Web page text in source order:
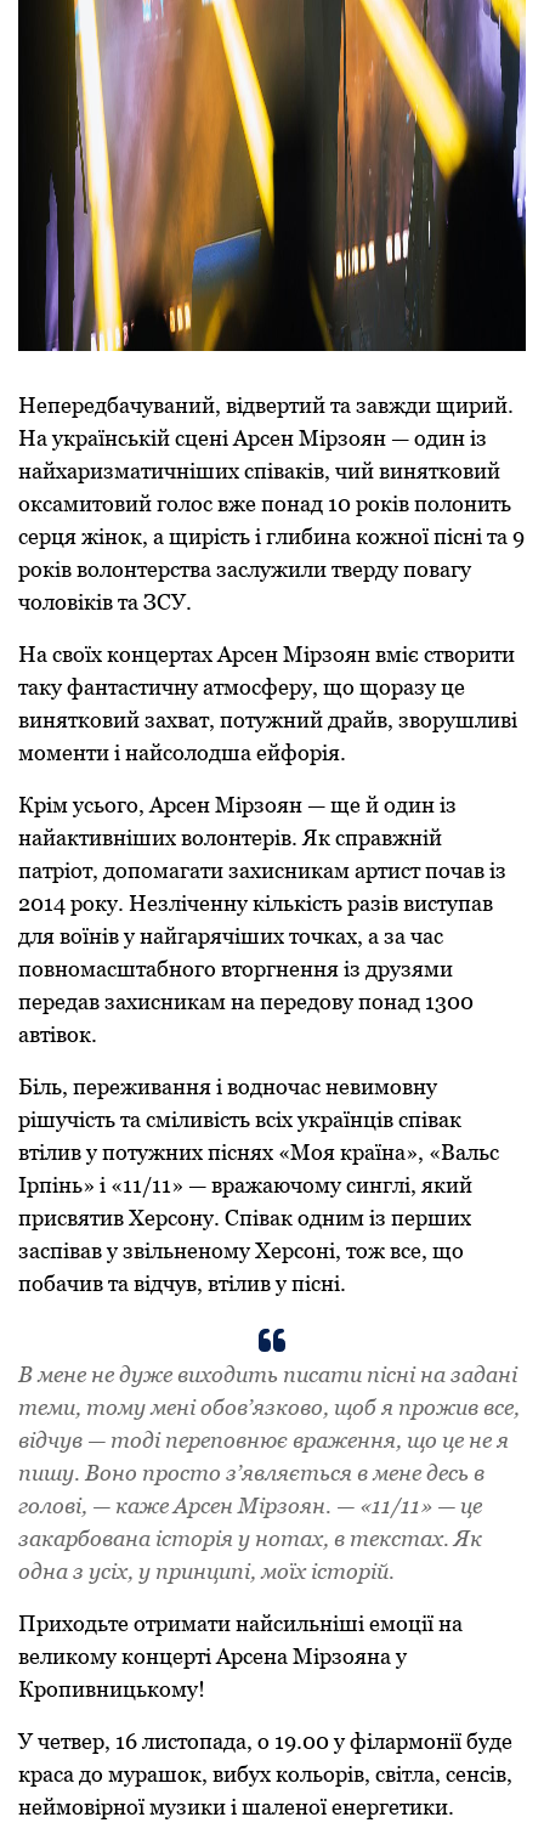
Непередбачуваний, відвертий та завжди щирий.
На українській сцені Арсен Мірзоян — один із
найхаризматичніших співаків, чий винятковий
оксамитовий голос вже понад 10 років полонить
серця жінок, а щирість і глибина кожної пісні та 9
років волонтерства заслужили тверду повагу
чоловіків та ЗСУ.
На своїх концертах Арсен Мірзоян вміє створити
таку фантастичну атмосферу, що щоразу це
винятковий захват, потужний драйв, зворушливі
моменти і найсолодша ейфорія.
Крім усього, Арсен Мірзоян — ще й один із
найактивніших волонтерів. Як справжній
патріот, допомагати захисникам артист почав із
2014 року. Незліченну кількість разів виступав
для воїнів у найгарячіших точках, а за час
повномасштабного вторгнення із друзями
передав захисникам на передову понад 1300
автівок.
Біль, переживання і водночас невимовну
рішучість та сміливість всіх українців співак
втілив у потужних піснях «Моя країна», «Вальс
Ірпінь» і «11/11» — вражаючому синглі, який
присвятив Херсону. Співак одним із перших
заспівав у звільненому Херсоні, тож все, що
побачив та відчув, втілив у пісні.
В мене не дуже виходить писати пісні на задані
теми, тому мені обов’язково, щоб я прожив все,
відчув — тоді переповнює враження, що це не я
пишу. Воно просто з’являється в мене десь в
голові, — каже Арсен Мірзоян. — «11/11» — це
закарбована історія у нотах, в текстах. Як
одна з усіх, у принципі, моїх історій.
Приходьте отримати найсильніші емоції на
великому концерті Арсена Мірзояна у
Кропивницькому!
У четвер, 16 листопада, о 19.00 у філармонії буде
краса до мурашок, вибух кольорів, світла, сенсів,
неймовірної музики і шаленої енергетики.